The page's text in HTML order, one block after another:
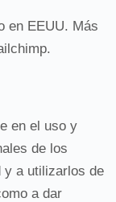
en EEUU. Más
en el uso y
de los
y a utilizarlos de
a dar